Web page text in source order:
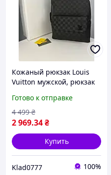
Кожаный рюкзак Louis
Vuitton мужской, рюкзак
Vuitton, стильный
практичный рюкзак
черный, брендовый
рюкзак L
Готово к отправке
2 969.34₴
4 499 ₴
Купить
Klad0777 100%